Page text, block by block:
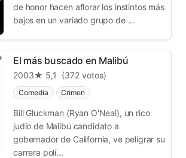
de honor hacen aflorar los instintos más
bajos en un variado grupo de ...
El más buscado en Malibú
2003★ 5,1 (372 votos)
Comedia Crimen
Bill Gluckman (Ryan O'Neal), un rico
judío de Malibú candidato a
gobernador de California, ve peligrar su
carrera polí...